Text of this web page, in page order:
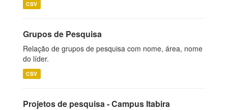
CSV
Grupos de Pesquisa
Relação de grupos de pesquisa com nome, área, nome
do líder.
CSV
Projetos de pesquisa - Campus Itabira